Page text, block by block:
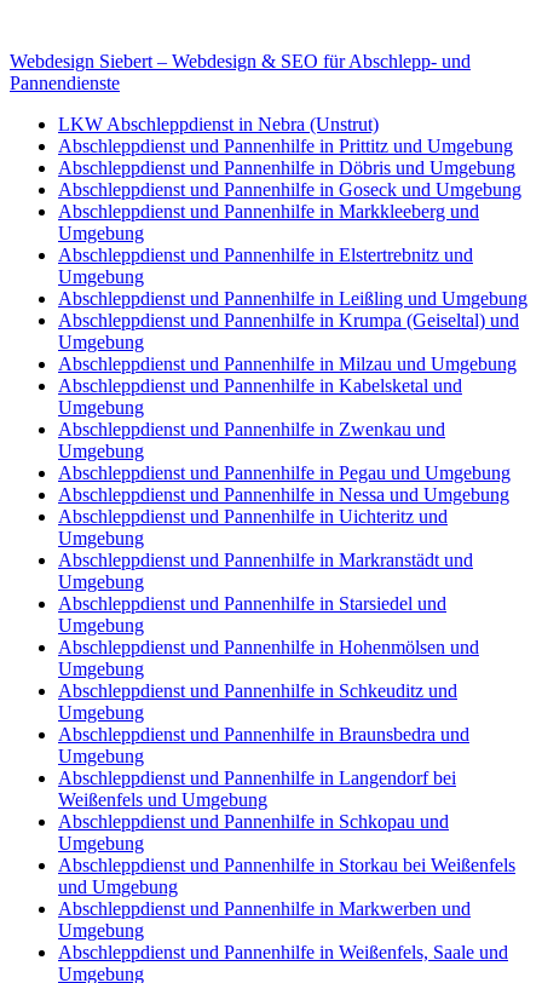
Webdesign Siebert – Webdesign & SEO für Abschlepp- und
Pannendienste
LKW Abschleppdienst in Nebra (Unstrut)
Abschleppdienst und Pannenhilfe in Prittitz und Umgebung
Abschleppdienst und Pannenhilfe in Döbris und Umgebung
Abschleppdienst und Pannenhilfe in Goseck und Umgebung
Abschleppdienst und Pannenhilfe in Markkleeberg und
Umgebung
Abschleppdienst und Pannenhilfe in Elstertrebnitz und
Umgebung
Abschleppdienst und Pannenhilfe in Leißling und Umgebung
Abschleppdienst und Pannenhilfe in Krumpa (Geiseltal) und
Umgebung
Abschleppdienst und Pannenhilfe in Milzau und Umgebung
Abschleppdienst und Pannenhilfe in Kabelsketal und
Umgebung
Abschleppdienst und Pannenhilfe in Zwenkau und
Umgebung
Abschleppdienst und Pannenhilfe in Pegau und Umgebung
Abschleppdienst und Pannenhilfe in Nessa und Umgebung
Abschleppdienst und Pannenhilfe in Uichteritz und
Umgebung
Abschleppdienst und Pannenhilfe in Markranstädt und
Umgebung
Abschleppdienst und Pannenhilfe in Starsiedel und
Umgebung
Abschleppdienst und Pannenhilfe in Hohenmölsen und
Umgebung
Abschleppdienst und Pannenhilfe in Schkeuditz und
Umgebung
Abschleppdienst und Pannenhilfe in Braunsbedra und
Umgebung
Abschleppdienst und Pannenhilfe in Langendorf bei
Weißenfels und Umgebung
Abschleppdienst und Pannenhilfe in Schkopau und
Umgebung
Abschleppdienst und Pannenhilfe in Storkau bei Weißenfels
und Umgebung
Abschleppdienst und Pannenhilfe in Markwerben und
Umgebung
Abschleppdienst und Pannenhilfe in Weißenfels, Saale und
Umgebung